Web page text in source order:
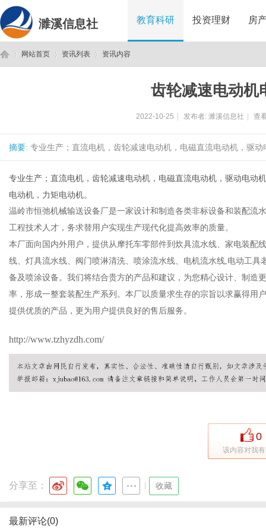
濉溪信息社 教育科研 投资理财 房
网站首页 资讯列表 资讯内容
齿轮减速电动机
2022-10-25 发布者: 濉溪信息社 查
摘要: 专业生产；直流电机，齿轮减速电动机，电磁直流电动机，驱
专业生产；直流电机，齿轮减速电动机，电磁直流电动机，驱动电动
电动机，力矩电动机。
温岭市恒弛机械输送设备厂是一家设计和制造各类非标设备和装配流
工程技术人才，务求替用户实现生产现代化提高效率的质量。
本厂面向国内外用户，提供从摩托车零部件到炊具流水线、家电装配
线、灯具流水线、阀门喷淋清洗、喷涂流水线、电机流水线,电动工
备及喷涂设备。我们将结合贵方的产品和建议，为您精心设计、制造
率，形成一整套装配生产系列。本厂以质量求生存的宗旨以求赢得用
提供优质的产品，更为用户提供良好的售后服务。
http://www.tzhyzdh.com/
0
该内容对我
分享至： 收藏
最新评论(0)